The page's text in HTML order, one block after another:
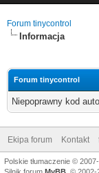
Forum tinycontrol
Informacja
Forum tinycontrol
Niepoprawny kod
Ekipa forum Kontakt
Polskie tłumaczenie ©